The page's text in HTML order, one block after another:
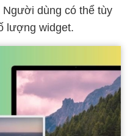
dùng có thể tùy
lượng widget.